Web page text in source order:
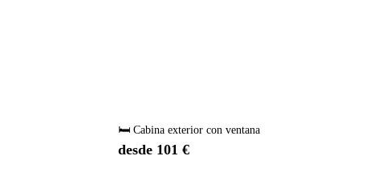
🛏️ Cabina exterior con ventana
desde 101 €